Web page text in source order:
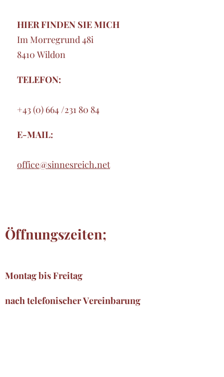
HIER FINDEN SIE MICH
Im Morregrund 48i
8410 Wildon
TELEFON:
+43 (0) 664 /231 80 84
E-MAIL:
office@sinnesreich.net
Öffnungszeiten;
Montag bis Freitag
nach telefonischer Vereinbarung